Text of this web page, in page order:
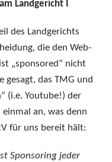
Landgericht I
des Landgerichts
die den Web-
„sponsored“ nicht
gesagt, das TMG und
(i.e. Youtube!) der
einmal an, was denn
für uns bereit hält:
Sponsoring jeder